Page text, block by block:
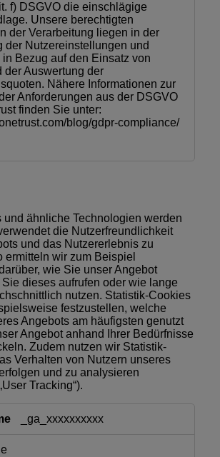
f) DSGVO die einschlägige
Unsere berechtigten
der Verarbeitung liegen in der
der Nutzereinstellungen und
in Bezug auf den Einsatz von
der Auswertung der
Nähere Informationen zur
Anforderungen aus der DSGVO
finden Sie unter:
blog/gdpr-compliance/
und ähnliche Technologien werden
die Nutzerfreundlichkeit
und das Nutzererlebnis zu
ermitteln wir zum Beispiel
wie Sie unser Angebot
dieses aufrufen oder wie lange
nutzen. Statistik-Cookies
festzustellen, welche
Angebots am häufigsten genutzt
Angebot anhand Ihrer Bedürfnisse
Zudem nutzen wir Statistik-
Verhalten von Nutzern unseres
und zu analysieren
Tracking“).
_ga_xxxxxxxxxx